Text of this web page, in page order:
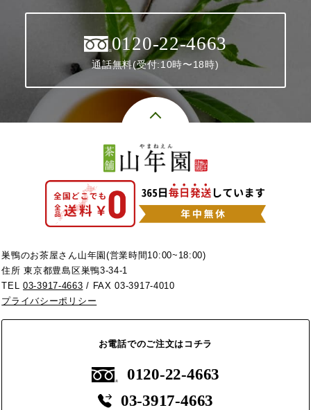
0120-22-4663
通話無料(受付:10時〜18時)
巣鴨のお茶屋さん山年園(営業時間10:00~18:00)
住所 東京都豊島区巣鴨3-34-1
TEL03-3917-4663 / FAX 03-3917-4010
プライバシーポリシー
お電話でのご注文はコチラ
0120-22-4663
03-3917-4663